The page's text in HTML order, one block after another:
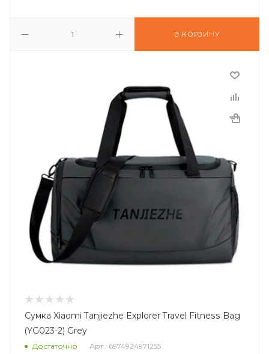
В КОРЗИНУ
Сумка Xiaomi Tanjiezhe Explorer Travel Fitness Bag
(YG023-2) Grey
Достаточно Арт.: 6974924971255